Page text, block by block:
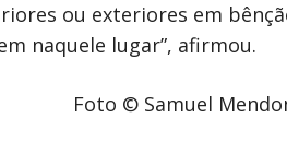
ou exteriores em
naquele lugar”, afirmou.